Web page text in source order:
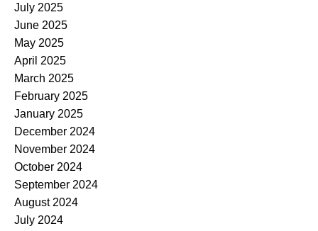
July 2025
June 2025
May 2025
April 2025
March 2025
February 2025
January 2025
December 2024
November 2024
October 2024
September 2024
August 2024
July 2024